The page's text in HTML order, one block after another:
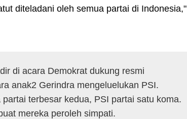
diteladani oleh semua partai di Indonesia,"
di acara Demokrat dukung resmi
anak2 Gerindra mengeluelukan PSI.
terbesar kedua, PSI partai satu koma.
mereka peroleh simpati.